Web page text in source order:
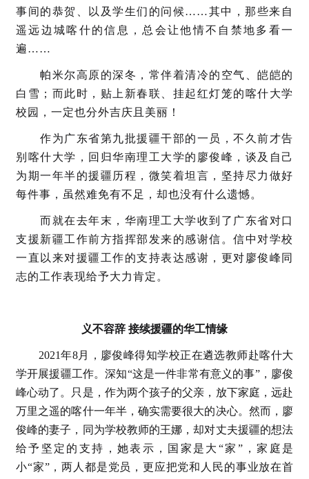
事间的恭贺、以及学生们的问候……其中，那些来自
遥远边城喀什的信息，总会让他情不自禁地多看一
遍……
帕米尔高原的深冬，常伴着清冷的空气、皑皑的
白雪；而此时，贴上新春联、挂起红灯笼的喀什大学
校园，一定也分外吉庆且美丽！
作为广东省第九批援疆干部的一员，不久前才告
别喀什大学，回归华南理工大学的廖俊峰，谈及自己
为期一年半的援疆历程，微笑着坦言，坚持尽力做好
每件事，虽然难免有不足，却也没有什么遗憾。
而就在去年末，华南理工大学收到了广东省对口
支援新疆工作前方指挥部发来的感谢信。信中对学校
一直以来对援疆工作的支持表达感谢，更对廖俊峰同
志的工作表现给予大力肯定。
义不容辞 接续援疆的华工情缘
2021年8月，廖俊峰得知学校正在遴选教师赴喀什大
学开展援疆工作。深知“这是一件非常有意义的事”，廖俊
峰心动了。只是，作为两个孩子的父亲，放下家庭，远赴
万里之遥的喀什一年半，确实需要很大的决心。然而，廖
俊峰的妻子，同为学校教师的王娜，却对丈夫援疆的想法
给予坚定的支持，她表示，国家是大“家”，家庭是
小“家”，两人都是党员，更应把党和人民的事业放在首